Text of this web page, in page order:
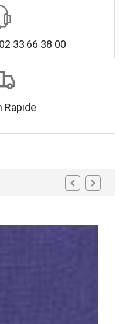
33 66 38 00
Rapide